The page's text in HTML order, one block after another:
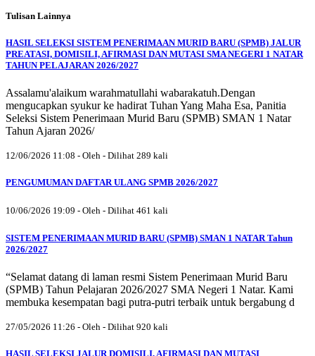
Tulisan Lainnya
HASIL SELEKSI SISTEM PENERIMAAN MURID BARU (SPMB) JALUR
PREATASI, DOMISILI, AFIRMASI DAN MUTASI SMA NEGERI 1 NATAR
TAHUN PELAJARAN 2026/2027
Assalamu'alaikum warahmatullahi wabarakatuh.Dengan
mengucapkan syukur ke hadirat Tuhan Yang Maha Esa, Panitia
Seleksi Sistem Penerimaan Murid Baru (SPMB) SMAN 1 Natar
Tahun Ajaran 2026/
12/06/2026 11:08 - Oleh - Dilihat 289 kali
PENGUMUMAN DAFTAR ULANG SPMB 2026/2027
10/06/2026 19:09 - Oleh - Dilihat 461 kali
SISTEM PENERIMAAN MURID BARU (SPMB) SMAN 1 NATAR Tahun
2026/2027
“Selamat datang di laman resmi Sistem Penerimaan Murid Baru
(SPMB) Tahun Pelajaran 2026/2027 SMA Negeri 1 Natar. Kami
membuka kesempatan bagi putra-putri terbaik untuk bergabung d
27/05/2026 11:26 - Oleh - Dilihat 920 kali
HASIL SELEKSI JALUR DOMISILI, AFIRMASI DAN MUTASI